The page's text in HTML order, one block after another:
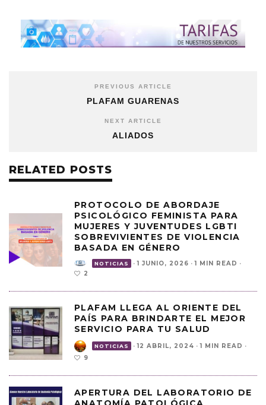
PREVIOUS ARTICLE
PLAFAM GUARENAS
NEXT ARTICLE
ALIADOS
RELATED POSTS
PROTOCOLO DE ABORDAJE
PSICOLÓGICO FEMINISTA PARA
MUJERES Y JUVENTUDES LGBTI
SOBREVIVIENTES DE VIOLENCIA
BASADA EN GÉNERO
NOTICIAS · 1 JUNIO, 2026 · 1 MIN READ ·
2
PLAFAM LLEGA AL ORIENTE DEL
PAÍS PARA BRINDARTE EL MEJOR
SERVICIO PARA TU SALUD
NOTICIAS · 12 ABRIL, 2024 · 1 MIN READ ·
9
APERTURA DEL LABORATORIO DE